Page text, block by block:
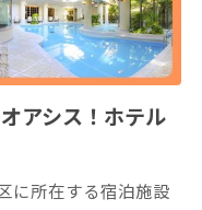
アシス！ホテル
に所在する宿泊施設